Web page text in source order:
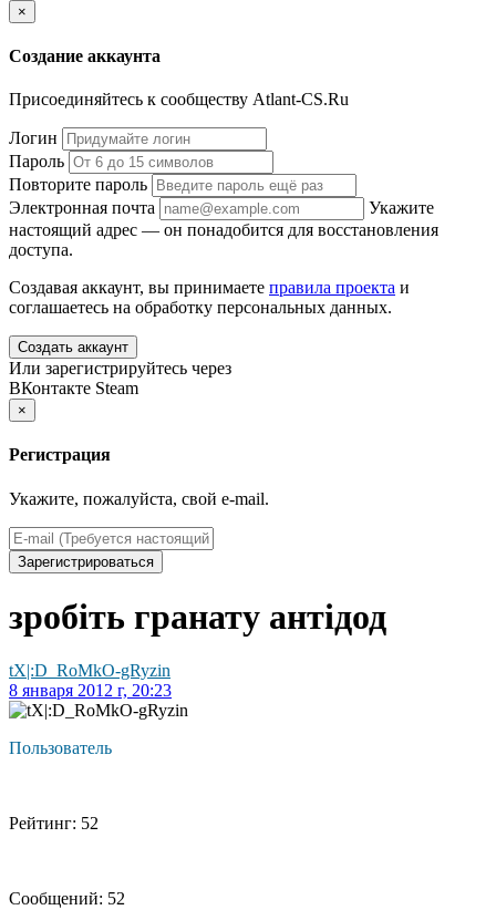
×
Создание аккаунта
Присоединяйтесь к сообществу Atlant-CS.Ru
Логин
Пароль
Повторите пароль
Электронная почта
Укажите
настоящий адрес — он понадобится для восстановления
доступа.
Создавая аккаунт, вы принимаете правила проекта и
соглашаетесь на обработку персональных данных.
Создать аккаунт
Или зарегистрируйтесь через
ВКонтакте Steam
×
Регистрация
Укажите, пожалуйста, свой e-mail.
Зарегистрироваться
зробіть гранату антідод
tX|:D_RoMkO-gRyzin
8 января 2012 г, 20:23
Пользователь
Рейтинг: 52
Сообщений: 52